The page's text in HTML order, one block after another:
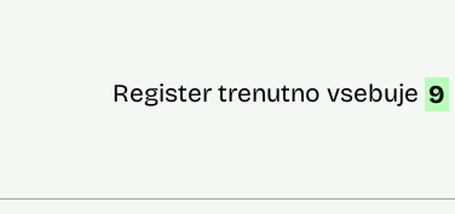
Register trenutno vsebuje 9